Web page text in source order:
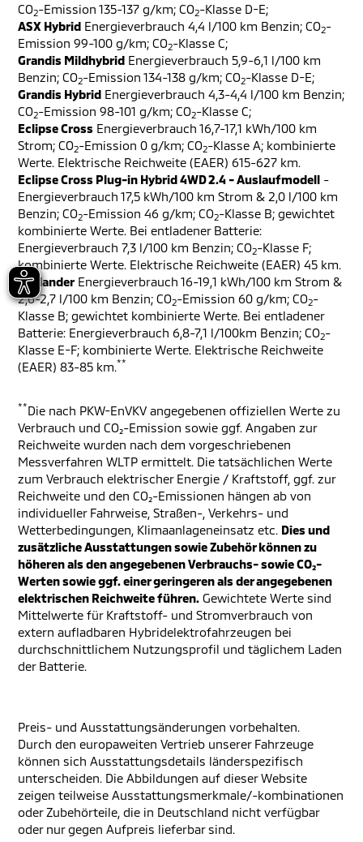
CO2-Emission 135-137 g/km; CO2-Klasse D-E;
ASX Hybrid Energieverbrauch 4,4 l/100 km Benzin; CO2-
Emission 99-100 g/km; CO2-Klasse C;
Grandis Mildhybrid Energieverbrauch 5,9-6,1 l/100 km
Benzin; CO2-Emission 134-138 g/km; CO2-Klasse D-E;
Grandis Hybrid Energieverbrauch 4,3-4,4 l/100 km Benzin;
CO2-Emission 98-101 g/km; CO2-Klasse C;
Eclipse Cross Energieverbrauch 16,7-17,1 kWh/100 km
Strom; CO2-Emission 0 g/km; CO2-Klasse A; kombinierte
Werte. Elektrische Reichweite (EAER) 615-627 km.
Eclipse Cross Plug-in Hybrid 4WD 2.4 - Auslaufmodell -
Energieverbrauch 17,5 kWh/100 km Strom & 2,0 l/100 km
Benzin; CO2-Emission 46 g/km; CO2-Klasse B; gewichtet
kombinierte Werte. Bei entladener Batterie:
Energieverbrauch 7,3 l/100 km Benzin; CO2-Klasse F;
kombinierte Werte. Elektrische Reichweite (EAER) 45 km.
Outlander Energieverbrauch 16-19,1 kWh/100 km Strom &
2,6-2,7 l/100 km Benzin; CO2-Emission 60 g/km; CO2-
Klasse B; gewichtet kombinierte Werte. Bei entladener
Batterie: Energieverbrauch 6,8-7,1 l/100km Benzin; CO2-
Klasse E-F; kombinierte Werte. Elektrische Reichweite
(EAER) 83-85 km.**
**Die nach PKW-EnVKV angegebenen offiziellen Werte zu
Verbrauch und CO₂-Emission sowie ggf. Angaben zur
Reichweite wurden nach dem vorgeschriebenen
Messverfahren WLTP ermittelt. Die tatsächlichen Werte
zum Verbrauch elektrischer Energie / Kraftstoff, ggf. zur
Reichweite und den CO₂-Emissionen hängen ab von
individueller Fahrweise, Straßen-, Verkehrs- und
Wetterbedingungen, Klimaanlageneinsatz etc. Dies und
zusätzliche Ausstattungen sowie Zubehör können zu
höheren als den angegebenen Verbrauchs- sowie CO₂-
Werten sowie ggf. einer geringeren als der angegebenen
elektrischen Reichweite führen. Gewichtete Werte sind
Mittelwerte für Kraftstoff- und Stromverbrauch von
extern aufladbaren Hybridelektrofahrzeugen bei
durchschnittlichem Nutzungsprofil und täglichem Laden
der Batterie.
Preis- und Ausstattungsänderungen vorbehalten.
Durch den europaweiten Vertrieb unserer Fahrzeuge
können sich Ausstattungsdetails länderspezifisch
unterscheiden. Die Abbildungen auf dieser Website
zeigen teilweise Ausstattungsmerkmale/-kombinationen
oder Zubehörteile, die in Deutschland nicht verfügbar
oder nur gegen Aufpreis lieferbar sind.